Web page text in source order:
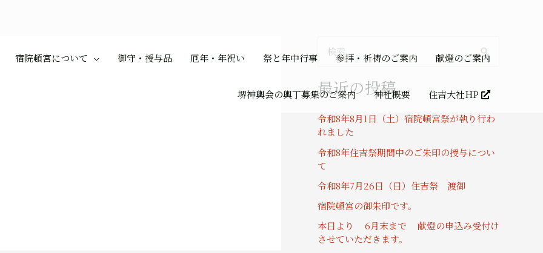
宿院頓宮について 御守・授与品 厄年・年祝い 祭と年中行事 参拝・祈祷のご案内 献燈のご案内
堺神輿会の輿丁募集のご案内 神社概要 住吉大社HP
検
対
:
最近の投稿
令和8年8月1日（土）宿院頓宮祭が執り行わ
れました
令和8年住吉祭期間中のご朱印の授与につい
て
令和8年7月26日（日）住吉祭 渡御
宿院頓宮の御朱印です。
本日より 6月末まで 献燈の申込み受付け
させていただきます。